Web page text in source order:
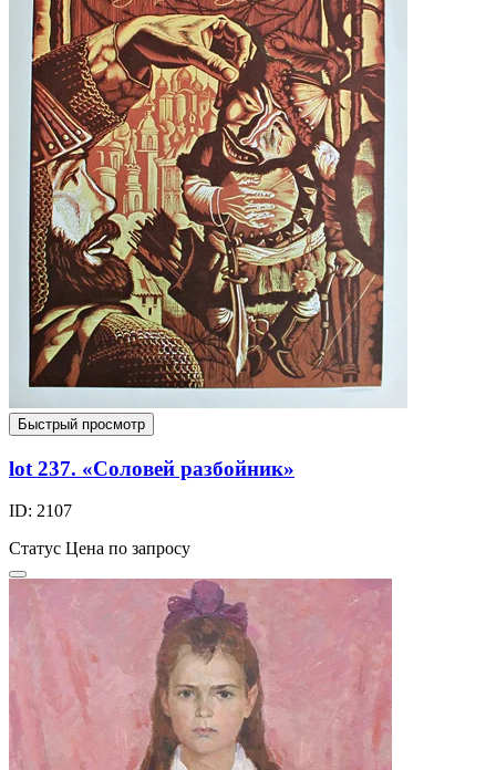
Быстрый просмотр
lot 237. «Соловей разбойник»
ID: 2107
Статус Цена по запросу